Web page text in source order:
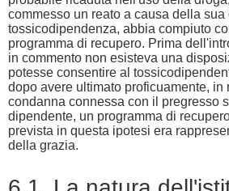
commesso un reato a causa della
tossicodipendenza, abbia compiuto
programma di recupero. Prima
in commento non esisteva una
potesse consentire al
dopo avere ultimato proficuamente, in
condanna connessa con il pregresso
dipendente, un programma di
prevista in questa ipotesi era
della grazia.